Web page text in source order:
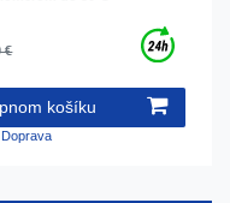
€
košíku
Doprava